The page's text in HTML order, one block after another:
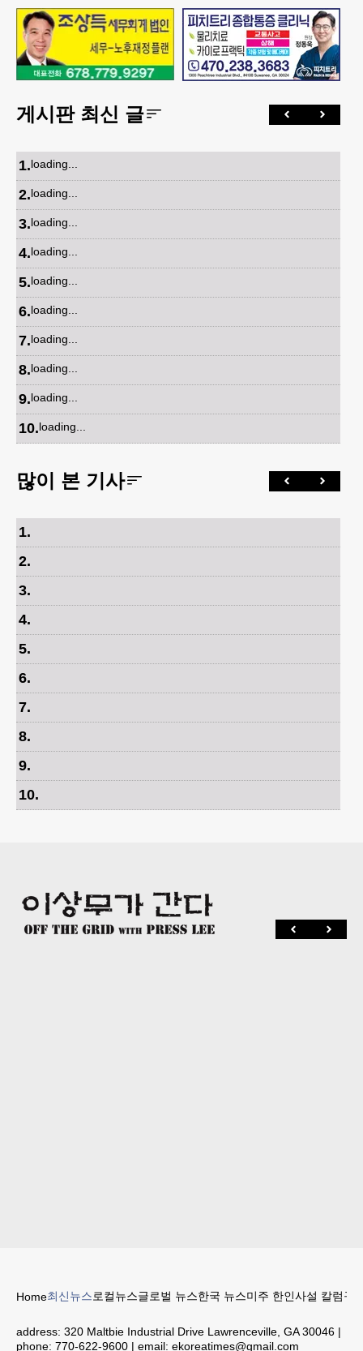
게시판 최신 글
1.loading...
2.loading...
3.loading...
4.loading...
5.loading...
6.loading...
7.loading...
8.loading...
9.loading...
10.loading...
많이 본 기사
1.
2.
3.
4.
5.
6.
7.
8.
9.
10.
Home최신뉴스로컬뉴스글로벌 뉴스한국 뉴스미주 한인사설 칼럼구
address: 320 Maltbie Industrial Drive Lawrenceville, GA 30046 |
phone: 770-622-9600 | email: ekoreatimes@gmail.com